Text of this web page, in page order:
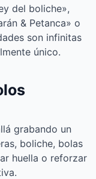
del boliche»,
& Petanca» o
son infinitas
único.
grabando un
boliche, bolas
huella o reforzar